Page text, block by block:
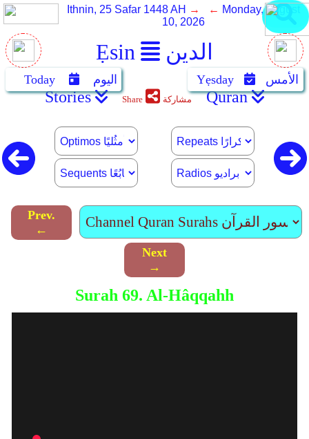
Ẹsin الدين
Ithnin, 25 Safar 1448 AH → ← Monday, August
10, 2026
Today اليوم Yẹsday الأمس
Stories Share مشاركة Quran
Prev.
←
Next
→
Surah 69. Al-Hâqqahh